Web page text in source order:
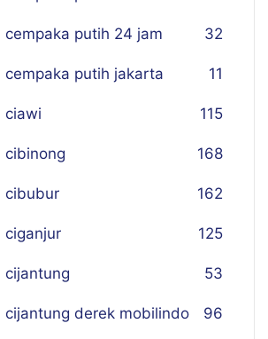
cempaka putih 24 jam 32
cempaka putih jakarta 11
ciawi 115
cibinong 168
cibubur 162
ciganjur 125
cijantung 53
cijantung derek mobilindo 96